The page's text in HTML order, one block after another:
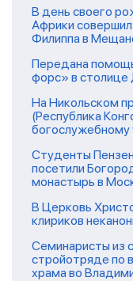
В день своего
Африки
Филиппа в
Передана
форс» в столице
На Никольском
(Республика
богослужебному
Студенты
посетили
монастырь в
В Церковь
клириков
Семинаристы из
стройотряде по
храма во